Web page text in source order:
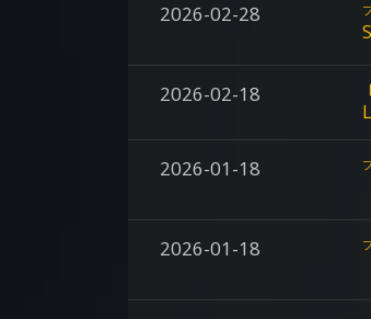
2026-02-28
2026-02-18
2026-01-18
2026-01-18